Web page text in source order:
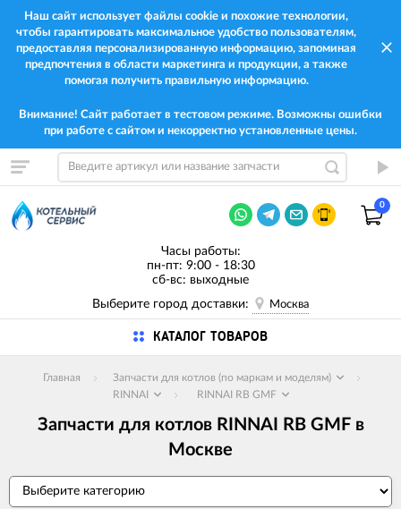
Наш сайт использует файлы cookie и похожие технологии,
чтобы гарантировать максимальное удобство пользователям,
предоставляя персонализированную информацию, запоминая
предпочтения в области маркетинга и продукции, а также
помогая получить правильную информацию.
Внимание! Сайт работает в тестовом режиме. Возможны ошибки
при работе с сайтом и некорректно установленные цены.
0
Часы работы:
пн-пт: 9:00 - 18:30
сб-вс: выходные
Выберите город доставки:
Москва
КАТАЛОГ ТОВАРОВ
Главная
Запчасти для котлов (по маркам и моделям)
RINNAI
RINNAI RB GMF
Запчасти для котлов RINNAI RB GMF в
Москве